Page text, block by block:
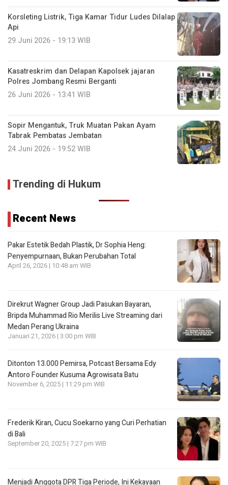
Korsleting Listrik, Tiga Kamar Tidur Ludes Dilalap
Api
29 Juni 2026 - 19:13 WIB
Kasatreskrim dan Delapan Kapolsek jajaran
Polres Jombang Resmi Berganti
26 Juni 2026 - 13:41 WIB
Sopir Mengantuk, Truk Muatan Pakan Ayam
Tabrak Pembatas Jembatan
24 Juni 2026 - 19:52 WIB
Trending di Hukum
Recent News
Pakar Estetik Bedah Plastik, Dr Sophia Heng:
Penyempurnaan, Bukan Perubahan Total
April 26, 2026 | 10:48 am WIB
Direkrut Wagner Group Jadi Pasukan Bayaran,
Bripda Muhammad Rio Merilis Live Streaming dari
Medan Perang Ukraina
Januari 21, 2026 | 3:00 pm WIB
Ditonton 13.000 Pemirsa, Potcast Bersama Edy
Antoro Founder Kusuma Agrowisata Batu
November 6, 2025 | 11:29 pm WIB
Frederik Kiran, Cucu Soekarno yang Curi Perhatian
di Bali
September 20, 2025 | 7:27 pm WIB
Menjadi Anggota DPR Tiga Periode, Ini Kekayaan